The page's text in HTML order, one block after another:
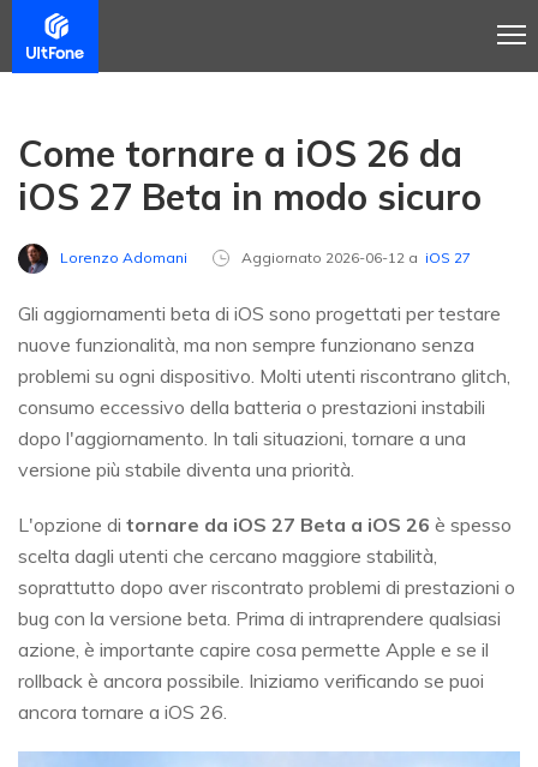
Come tornare a iOS 26 da
iOS 27 Beta in modo sicuro
Lorenzo Adomani Aggiornato 2026-06-12 a iOS 27
Gli aggiornamenti beta di iOS sono progettati per testare
nuove funzionalità, ma non sempre funzionano senza
problemi su ogni dispositivo. Molti utenti riscontrano glitch,
consumo eccessivo della batteria o prestazioni instabili
dopo l'aggiornamento. In tali situazioni, tornare a una
versione più stabile diventa una priorità.
L'opzione di tornare da iOS 27 Beta a iOS 26 è spesso
scelta dagli utenti che cercano maggiore stabilità,
soprattutto dopo aver riscontrato problemi di prestazioni o
bug con la versione beta. Prima di intraprendere qualsiasi
azione, è importante capire cosa permette Apple e se il
rollback è ancora possibile. Iniziamo verificando se puoi
ancora tornare a iOS 26.